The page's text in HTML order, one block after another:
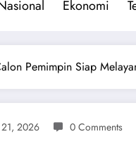
Ekonomi
Pemimpin Siap
21, 2026 0 Comments